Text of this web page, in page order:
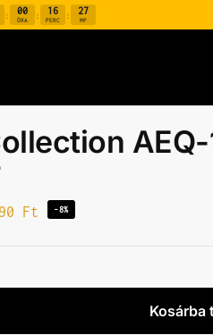
: 00
ÓRA : 16
PERC : 26
MP
AEQ-
Ft -8%
Kosárba